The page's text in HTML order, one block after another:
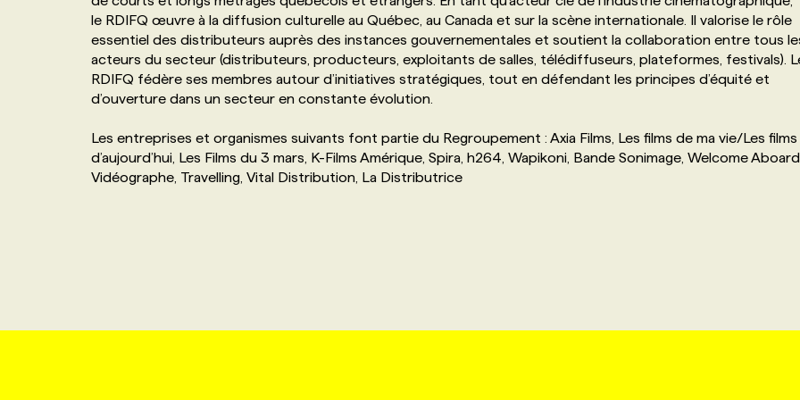
NOS TARIFS
PROGRAMMES DE SUBVENTIONS
ANNONCEZ AVEC NOUS
le RDIFQ œuvre à la diffusion culturelle au Québec, au Canada et sur la scène internationale. Il valorise le rôle
essentiel des distributeurs auprès des instances gouvernementales et soutient la collaboration entre tous
acteurs du secteur (distributeurs, producteurs, exploitants de salles, télédiffuseurs, plateformes, festivals).
RDIFQ fédère ses membres autour d’initiatives stratégiques, tout en défendant les principes d’équité et
d’ouverture dans un secteur en constante évolution.
Les entreprises et organismes suivants font partie du Regroupement : Axia Films, Les films de ma vie/Les films
d’aujourd’hui, Les Films du 3 mars, K-Films Amérique, Spira, h264, Wapikoni, Bande Sonimage, Welcome Aboard,
Vidéographe, Travelling, Vital Distribution, La Distributrice